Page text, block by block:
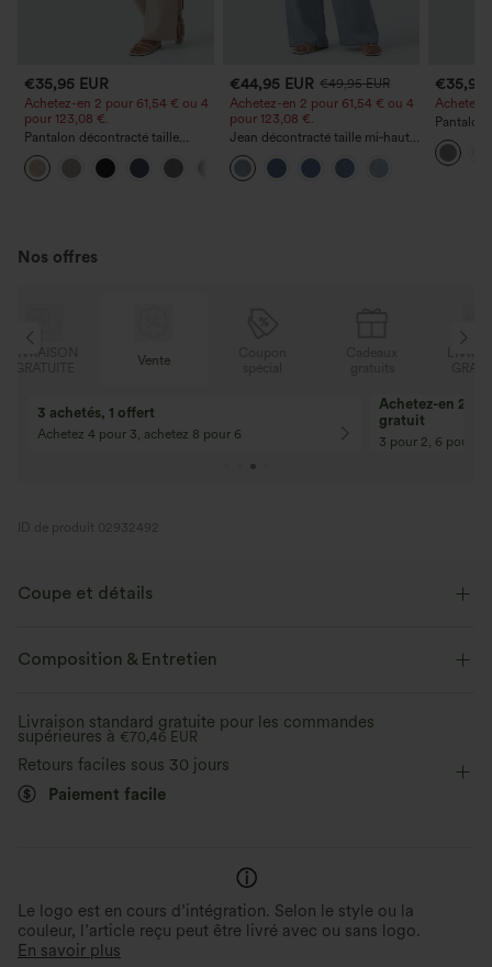
€35,95 EUR
Achetez-en 2 pour 61,54 € ou 4
pour 123,08 €.
Pantalon décontracté taille
haute à jambe droite, effet lin,
avec poches
€44,95 EUR €49,95 EUR
Achetez-en 2 pour 61,54 € ou 4
pour 123,08 €.
Jean décontracté taille mi‑haute,
à cordon de serrage, avec
poches
€35,95
Achetez-
Pantalon
poches
Nos offres
3 achetés, 1 offert
Achetez 4 pour 3, achetez 8 pour 6
Achetez-en 2,
gratuit
3 pour 2, 6 pour 4,
ID de produit 02932492
Coupe et détails
Coupe ample Soutien-gorge intégré
Longueur hanches Manches longues
Composition & Entretien
Livraison standard gratuite pour les commandes
supérieures à €70,46 EUR
Retours faciles sous 30 jours
Paiement facile
Le logo est en cours d’intégration. Selon le style ou la
couleur, l’article reçu peut être livré avec ou sans logo.
En savoir plus